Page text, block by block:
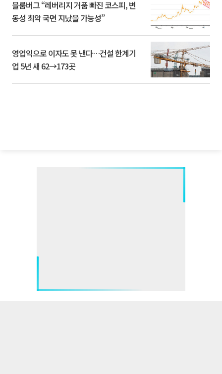
블룸버그 “레버리지 거품 빠진 코스피, 변
동성 최악 국면 지났을 가능성”
영업익으로 이자도 못 낸다…건설 한계기
업 5년 새 62→173곳